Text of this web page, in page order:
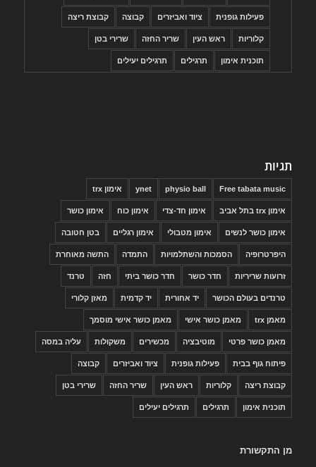
פעילות גופנית ציוד ואביזרים קבוצה קבוצת ריצה
קלוריות ראש העין שריר החזה שרירי בטן
תוכנית אימון תרגילים תרגילים יעילים
תגיות
Free tabata music
physio ball
ynet אימון trx
אימון trx בתל אביב אימון חד-צדי אימון כוח אימון כושר
אימון כושר לנשים אימון מטבולי אימון רגליים בטן חטובה
היפרטרופיה הסמכות והשתלמויות התמדה התשה מאוחרת
זרועות שריריות חדר כושר חדר כושר ביתי חזה טרנד
טרנדים בעולם הכושר יד אחורית יד קדמית מאזן קלורי
מאמן trx מאמן כושר אישי מאמן כושר אישי מוסמך
מאמן כושר פרטי מוטיבציה מכשירים משקולות עליה במסה
פיתוח גוף בבית פעילות גופנית ציוד ואביזרים קבוצה
קבוצת ריצה קלוריות ראש העין שריר החזה שרירי בטן
תוכנית אימון תרגילים תרגילים יעילים
מן התקשורת